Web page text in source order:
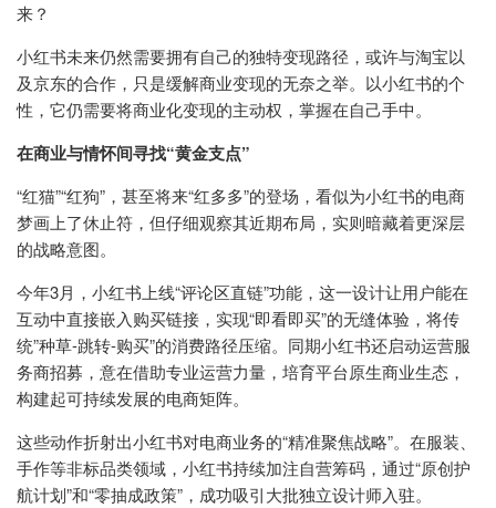
来？
小红书未来仍然需要拥有自己的独特变现路径，或许与淘宝以
及京东的合作，只是缓解商业变现的无奈之举。以小红书的个
性，它仍需要将商业化变现的主动权，掌握在自己手中。
在商业与情怀间寻找“黄金支点”
“红猫”“红狗”，甚至将来“红多多”的登场，看似为小红书的电商
梦画上了休止符，但仔细观察其近期布局，实则暗藏着更深层
的战略意图。
今年3月，小红书上线“评论区直链”功能，这一设计让用户能在
互动中直接嵌入购买链接，实现“即看即买”的无缝体验，将传
统”种草-跳转-购买”的消费路径压缩。同期小红书还启动运营服
务商招募，意在借助专业运营力量，培育平台原生商业生态，
构建起可持续发展的电商矩阵。
这些动作折射出小红书对电商业务的“精准聚焦战略”。在服装、
手作等非标品类领域，小红书持续加注自营筹码，通过“原创护
航计划”和“零抽成政策”，成功吸引大批独立设计师入驻。